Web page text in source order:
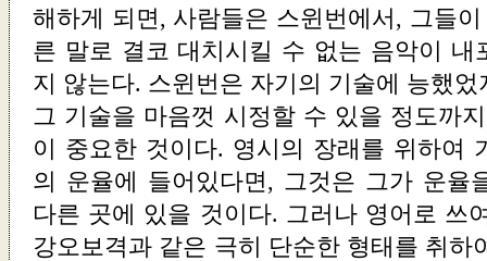
해하게 되면, 사람들은 스윈번에서, 그들
른 말로 결코 대치시킬 수 없는 음악이 내
지 않는다. 스윈번은 자기의 기술에 능했
그 기술을 마음껏 시정할 수 있을 정도까
이 중요한 것이다. 영시의 장래를 위하여
의 운율에 들어있다면, 그것은 그가 운율
다른 곳에 있을 것이다. 그러나 영어로 쓰
강오보격과 같은 극히 단순한 형태를 취하